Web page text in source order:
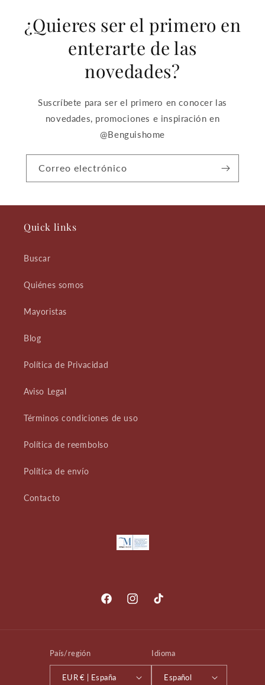
¿Quieres ser el primero en
enterarte de las
novedades?
Suscríbete para ser el primero en conocer las
novedades, promociones e inspiración en
@Benguishome
Correo electrónico
Quick links
Buscar
Quiénes somos
Mayoristas
Blog
Política de Privacidad
Aviso Legal
Términos condiciones de uso
Política de reembolso
Política de envío
Contacto
FacebookInstagramTikTok
País/región
EUR € | España
Idioma
Español